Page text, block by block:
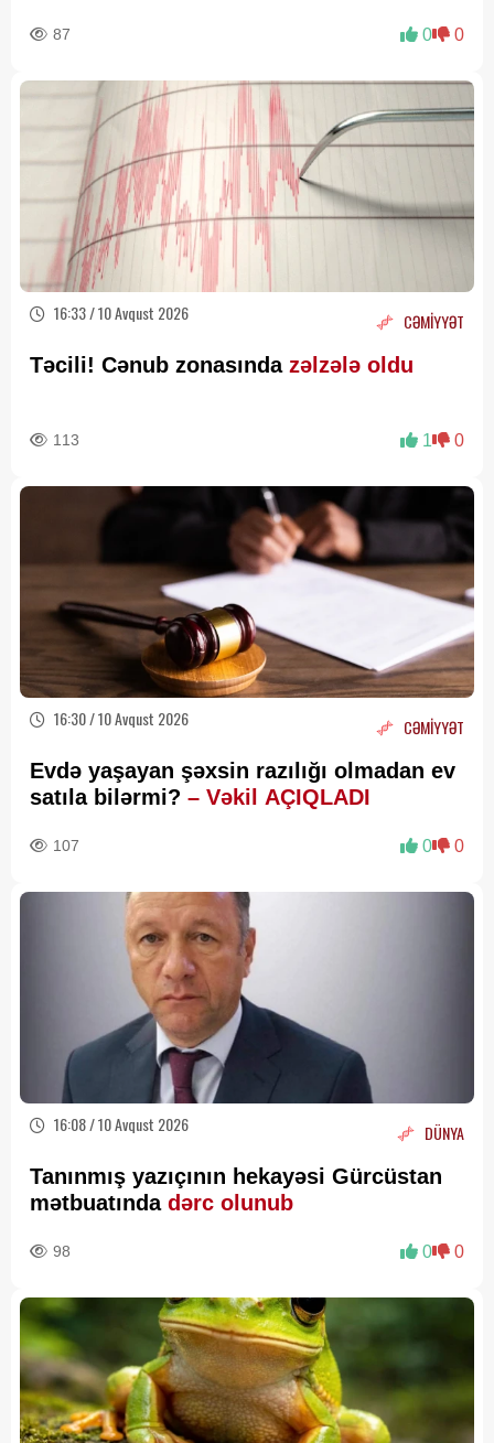
87 0 0
16:33 / 10 Avqust 2026 CƏMİYYƏT
Təcili! Cənub zonasında zəlzələ oldu
113 1 0
16:30 / 10 Avqust 2026 CƏMİYYƏT
Evdə yaşayan şəxsin razılığı olmadan ev
satıla bilərmi? – Vəkil AÇIQLADI
107 0 0
16:08 / 10 Avqust 2026 DÜNYA
Tanınmış yazıçının hekayəsi Gürcüstan
mətbuatında dərc olunub
98 0 0